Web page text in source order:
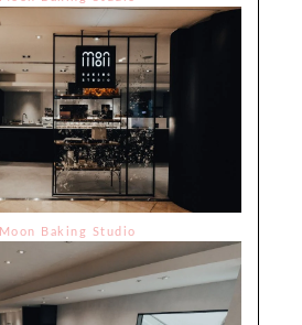
Moon Baking Studio